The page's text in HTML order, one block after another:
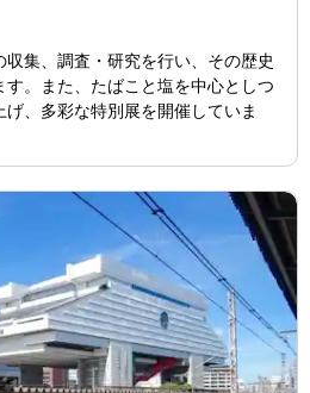
集、調査・研究を行い、その歴史
す。また、たばこと塩を中心としつ
、多彩な特別展を開催していま